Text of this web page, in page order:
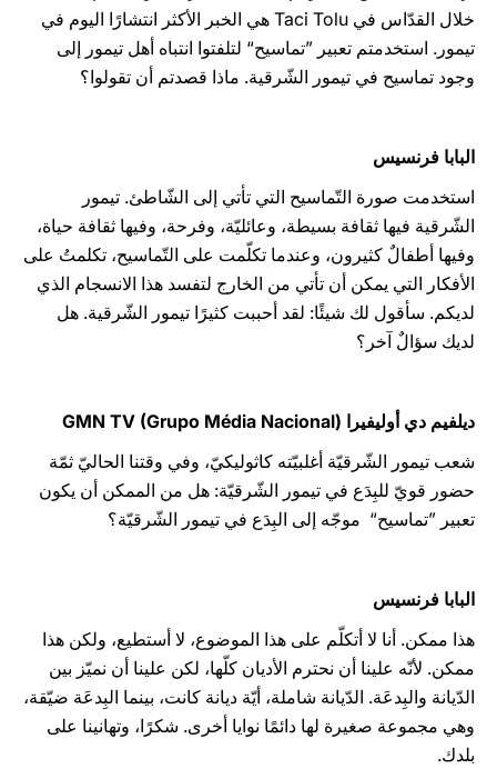
خلال القدّاس في Taci Tolu هي الخبر الأكثر انتشارًا اليوم في
تيمور. استخدمتم تعبير ”تماسيح“ لتلفتوا انتباه أهل تيمور إلى
وجود تماسيح في تيمور الشّرقية. ماذا قصدتم أن تقولوا؟
البابا فرنسيس
استخدمت صورة التّماسيح التي تأتي إلى الشّاطئ. تيمور
الشّرقية فيها ثقافة بسيطة، وعائليّة، وفرحة، وفيها ثقافة حياة،
وفيها أطفالٌ كثيرون، وعندما تكلّمت على التّماسيح، تكلمتُ على
الأفكار التي يمكن أن تأتي من الخارج لتفسد هذا الانسجام الذي
لديكم. سأقول لك شيئًا: لقد أحببت كثيرًا تيمور الشّرقية. هل
لديك سؤالٌ آخر؟
ديلفيم دي أوليفيرا GMN TV (Grupo Média Nacional)
شعب تيمور الشّرقيّة أغلبيّته كاثوليكيّ، وفي وقتنا الحاليّ ثمّة
حضور قويّ للبِدَع في تيمور الشّرقيّة: هل من الممكن أن يكون
تعبير ”تماسيح“ موجّه إلى البِدَع في تيمور الشّرقيّة؟
البابا فرنسيس
هذا ممكن. أنا لا أتكلّم على هذا الموضوع، لا أستطيع، ولكن هذا
ممكن. لأنّه علينا أن نحترم الأديان كلّها، لكن علينا أن نميّز بين
الدّيانة والبِدعَة. الدّيانة شاملة، أيّة ديانة كانت، بينما البِدعَة ضيّقة،
وهي مجموعة صغيرة لها دائمًا نوايا أخرى. شكرًا، وتهانينا على
بلدك.